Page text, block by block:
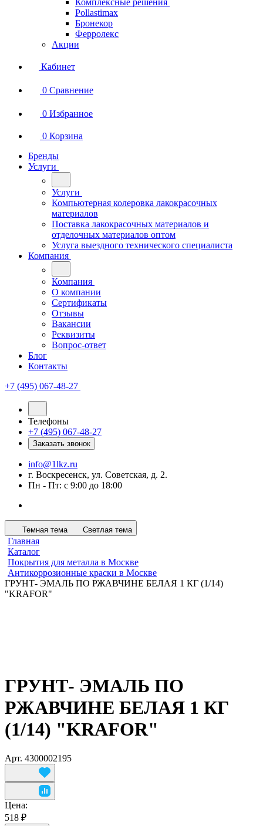
Комплексные решения
Pollastimax
Бронекор
Ферролекс
Акции
Кабинет
0 Сравнение
0 Избранное
0 Корзина
Бренды
Услуги
Услуги
Компьютерная колеровка лакокрасочных
материалов
Поставка лакокрасочных материалов и
отделочных материалов оптом
Услуга выездного технического специалиста
Компания
Компания
О компании
Сертификаты
Отзывы
Вакансии
Реквизиты
Вопрос-ответ
Блог
Контакты
+7 (495) 067-48-27
Телефоны
+7 (495) 067-48-27
Заказать звонок
info@1lkz.ru
г. Воскресенск, ул. Советская, д. 2.
Пн - Пт: с 9:00 до 18:00
Темная тема Светлая тема
Главная
Каталог
Покрытия для металла в Москве
Антикоррозионные краски в Москве
ГРУНТ- ЭМАЛЬ ПО РЖАВЧИНЕ БЕЛАЯ 1 КГ (1/14)
"KRAFOR"
ГРУНТ- ЭМАЛЬ ПО
РЖАВЧИНЕ БЕЛАЯ 1 КГ
(1/14) "KRAFOR"
Арт. 4300002195
Цена:
518 ₽